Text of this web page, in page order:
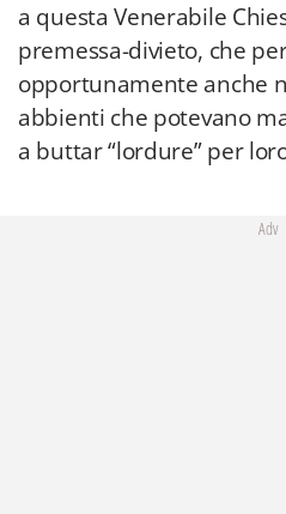
a questa Venerabile
premessa-divieto, che
opportunamente anche
abbienti che potevano
a buttar “lordure” per
Adv